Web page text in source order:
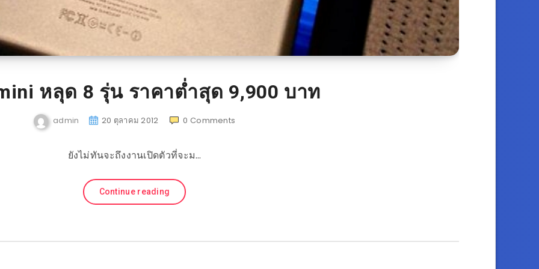
หลุด 8 รุ่น ราคาต่ำสุด 9,900 บาท
admin 20 ตุลาคม 2012 0 Comments
ยังไม่ทันจะถึงงานเปิดตัวที่จะม…
Continue reading